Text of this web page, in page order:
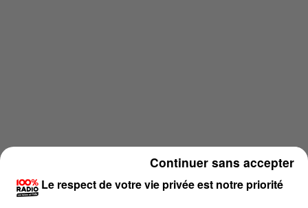
Le respect de votre vie privée est notre priorité
Continuer sans accepter